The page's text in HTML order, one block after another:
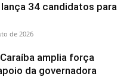
lança 34 candidatos para
de 2026
amplia força
da governadora